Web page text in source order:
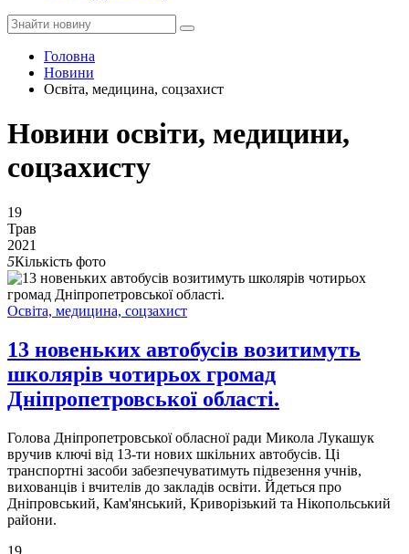
Головна
Новини
Освіта, медицина, соцзахист
Новини освіти, медицини,
соцзахисту
19
Трав
2021
5Кількість фото
Освіта, медицина, соцзахист
13 новеньких автобусів возитимуть
школярів чотирьох громад
Дніпропетровської області.
Голова Дніпропетровської обласної ради Микола Лукашук
вручив ключі від 13-ти нових шкільних автобусів. Ці
транспортні засоби забезпечуватимуть підвезення учнів,
вихованців і вчителів до закладів освіти. Йдеться про
Дніпровський, Кам'янський, Криворізький та Нікопольський
райони.
19